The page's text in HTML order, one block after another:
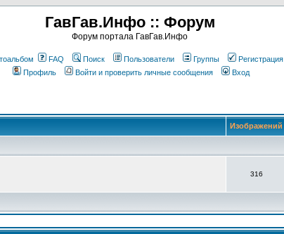
ГавГав.Инфо :: Форум
Форум портала ГавГав.Инфо
FAQ Поиск Пользователи Группы
Регистрация
Профиль
Войти и проверить личные сообщения Вход
Изображений
316